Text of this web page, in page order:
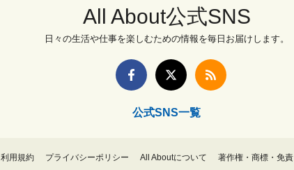
All About公式SNS
日々の生活や仕事を楽しむための情報を毎日お届けします。
公式SNS一覧
利用規約 プライバシーポリシー All Aboutについて 著作権・商標・免責